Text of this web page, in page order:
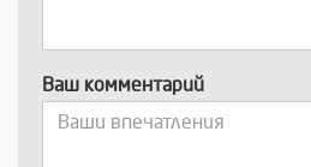
Ваш комментарий